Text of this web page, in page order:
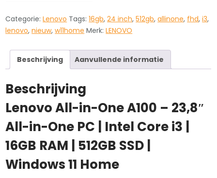
i3-
16gb
w11home
inch
aantal
Categorie:Lenovo Tags:16gb,24 inch,512gb,allinone, fhd,i3,
lenovo,nieuw,w11home Merk:LENOVO
Beschrijving Aanvullende informatie
Beschrijving
Lenovo All-in-One A100 – 23,8″
All-in-One PC | Intel Core i3 |
16GB RAM | 512GB SSD |
Windows 11 Home